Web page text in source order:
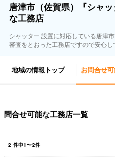
唐津市（佐賀県）『シャ
な工務店
シャッター 設置に対応している唐津
審査をとおった工務店ですので安心し
地域の情報トップ お問合せ
問合せ可能な工務店一覧
2 件中1〜2件